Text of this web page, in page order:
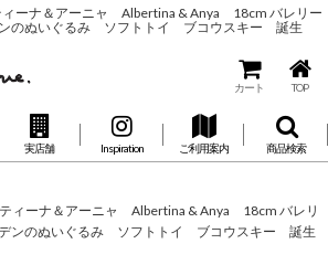
ィーナ＆アーニャ Albertina & Anya 18cm バレリー
のぬいぐるみ ソフトトイ ブコウスキー 誕生
カート TOP
実店舗 Inspiration ご利用案内 商品検索
ティーナ＆アーニャ Albertina & Anya 18cm バレリ
ンのぬいぐるみ ソフトトイ ブコウスキー 誕生